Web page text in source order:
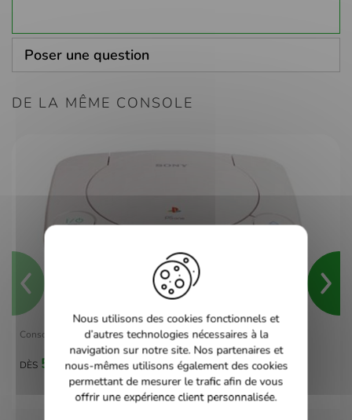
Poser une question
DE LA MÊME CONSOLE
Console Sony PS One
DÈS 50,00 €
Nous utilisons des cookies fonctionnels et
d’autres technologies nécessaires à la
navigation sur notre site. Nos partenaires et
nous-mêmes utilisons également des cookies
permettant de mesurer le trafic afin de vous
offrir une expérience client personnalisée.